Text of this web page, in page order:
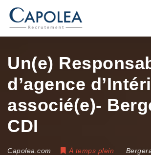
Un(e)
d’agence
associé(e)-
CDI
Capolea.com À temps plein